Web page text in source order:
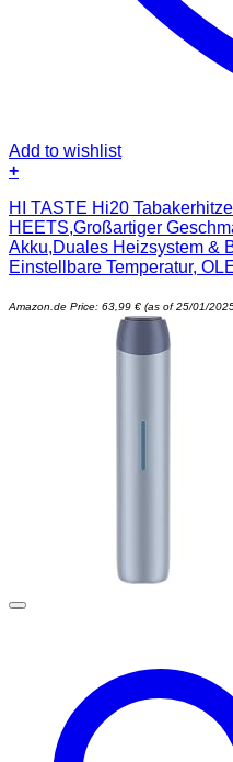
Add to wishlist
+
HI TASTE Hi20
HEETS,Großartiger
Akku,Duales Heizsystem &
Einstellbare Temperatur,
Amazon.de Price: 63,99 € (as of 25/01/